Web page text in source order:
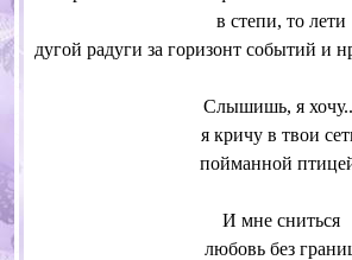
в степи, то лети
дугой радуги за горизонт событий и
Слышишь, я
я кричу в твои
пойманной
И мне сниться
любовь без